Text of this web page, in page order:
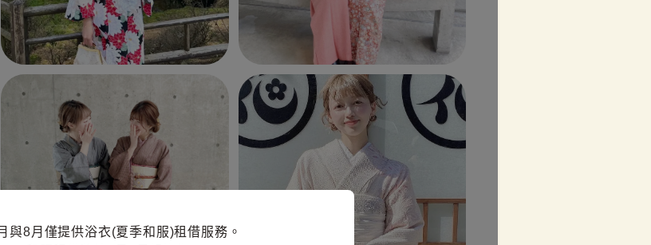
與8月僅提供浴衣(夏季和服)租借服務。